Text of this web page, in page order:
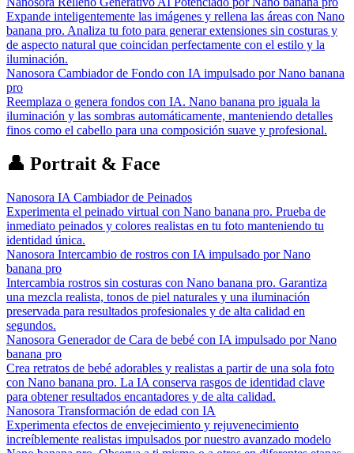
Expande inteligentemente las imágenes y rellena las áreas con Nano
banana pro. Analiza tu foto para generar extensiones sin costuras y
de aspecto natural que coincidan perfectamente con el estilo y la
iluminación.
Nanosora Cambiador de Fondo con IA impulsado por Nano banana
pro
Reemplaza o genera fondos con IA. Nano banana pro iguala la
iluminación y las sombras automáticamente, manteniendo detalles
finos como el cabello para una composición suave y profesional.
👤 Portrait & Face
Nanosora IA Cambiador de Peinados
Experimenta el peinado virtual con Nano banana pro. Prueba de
inmediato peinados y colores realistas en tu foto manteniendo tu
identidad única.
Nanosora Intercambio de rostros con IA impulsado por Nano
banana pro
Intercambia rostros sin costuras con Nano banana pro. Garantiza
una mezcla realista, tonos de piel naturales y una iluminación
preservada para resultados profesionales y de alta calidad en
segundos.
Nanosora Generador de Cara de bebé con IA impulsado por Nano
banana pro
Crea retratos de bebé adorables y realistas a partir de una sola foto
con Nano banana pro. La IA conserva rasgos de identidad clave
para obtener resultados encantadores y de alta calidad.
Nanosora Transformación de edad con IA
Experimenta efectos de envejecimiento y rejuvenecimiento
increíblemente realistas impulsados por nuestro avanzado modelo